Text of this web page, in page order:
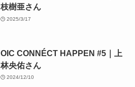
枝樹亜さん
2025/3/17
OIC CONNÉCT HAPPEN #5｜上
林央佑さん
2024/12/10